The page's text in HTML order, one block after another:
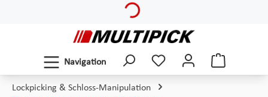
Navigation
Lockpicking & Schloss-Manipulation